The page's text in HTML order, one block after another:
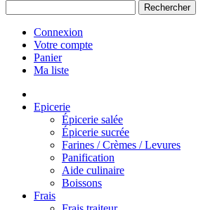
Rechercher
Connexion
Votre compte
Panier
Ma liste
Epicerie
Épicerie salée
Épicerie sucrée
Farines / Crèmes / Levures
Panification
Aide culinaire
Boissons
Frais